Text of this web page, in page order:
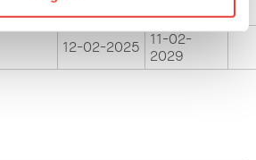
2027
12-02-2025
11-02-
2029